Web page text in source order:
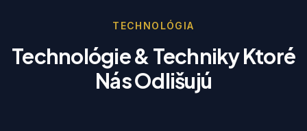
TECHNOLÓGIA
Technológie & Techniky Ktoré
Nás Odlišujú